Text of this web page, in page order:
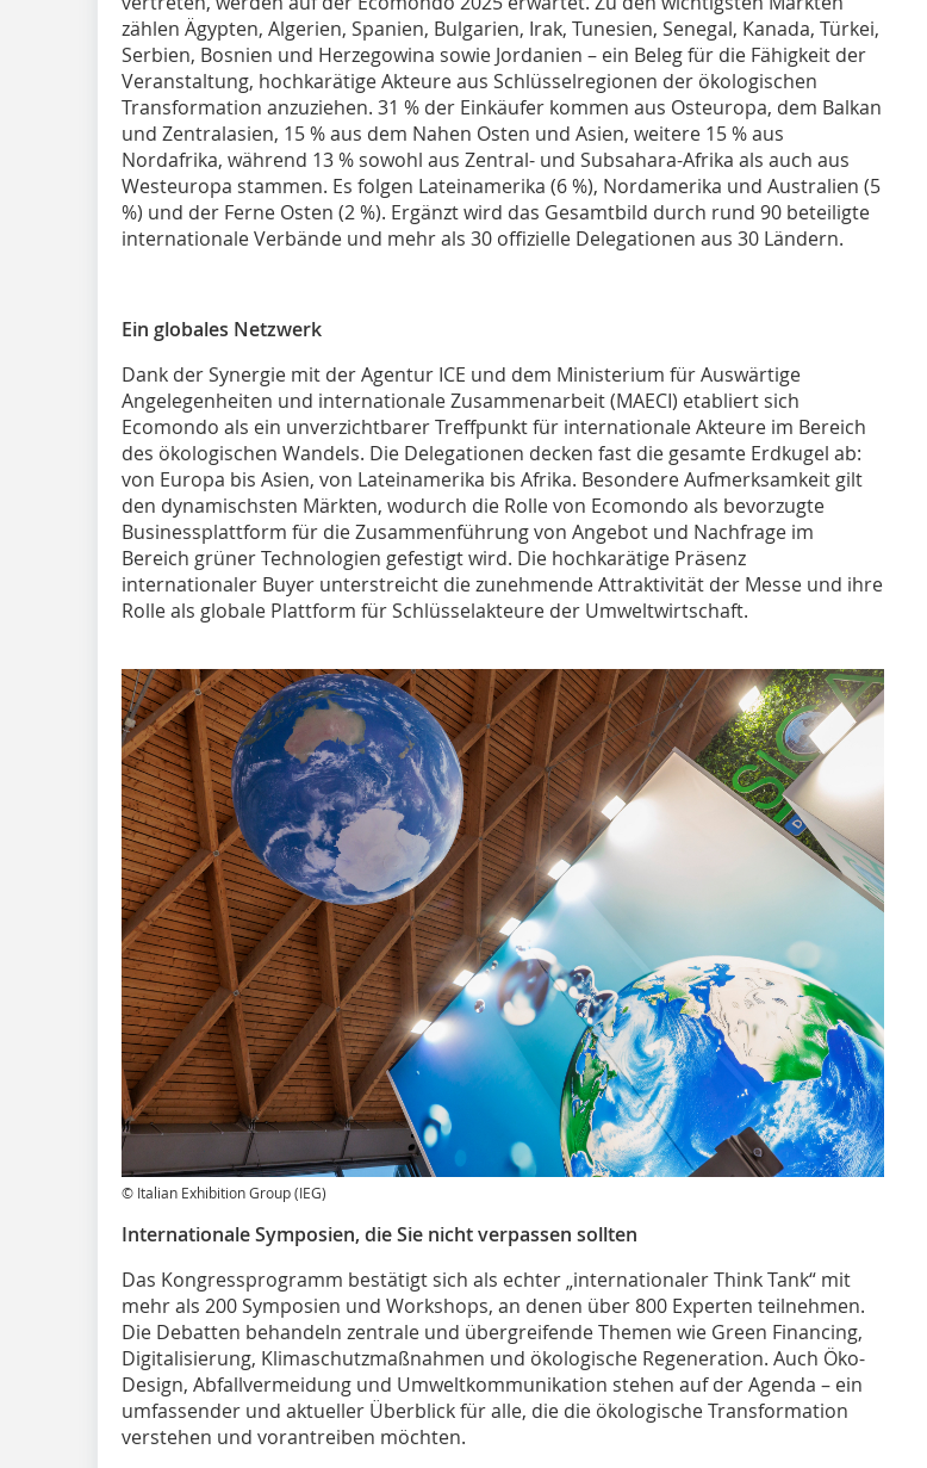
zählen Ägypten, Algerien, Spanien, Bulgarien, Irak, Tunesien, Senegal, Kanada, Türkei,
Serbien, Bosnien und Herzegowina sowie Jordanien – ein Beleg für die Fähigkeit der
Veranstaltung, hochkarätige Akteure aus Schlüsselregionen der ökologischen
Transformation anzuziehen. 31 % der Einkäufer kommen aus Osteuropa, dem Balkan
und Zentralasien, 15 % aus dem Nahen Osten und Asien, weitere 15 % aus
Nordafrika, während 13 % sowohl aus Zentral- und Subsahara-Afrika als auch aus
Westeuropa stammen. Es folgen Lateinamerika (6 %), Nordamerika und Australien (5
%) und der Ferne Osten (2 %). Ergänzt wird das Gesamtbild durch rund 90 beteiligte
internationale Verbände und mehr als 30 offizielle Delegationen aus 30 Ländern.
Ein globales Netzwerk
Dank der Synergie mit der Agentur ICE und dem Ministerium für Auswärtige
Angelegenheiten und internationale Zusammenarbeit (MAECI) etabliert sich
Ecomondo als ein unverzichtbarer Treffpunkt für internationale Akteure im Bereich
des ökologischen Wandels. Die Delegationen decken fast die gesamte Erdkugel ab:
von Europa bis Asien, von Lateinamerika bis Afrika. Besondere Aufmerksamkeit gilt
den dynamischsten Märkten, wodurch die Rolle von Ecomondo als bevorzugte
Businessplattform für die Zusammenführung von Angebot und Nachfrage im
Bereich grüner Technologien gefestigt wird. Die hochkarätige Präsenz
internationaler Buyer unterstreicht die zunehmende Attraktivität der Messe und ihre
Rolle als globale Plattform für Schlüsselakteure der Umweltwirtschaft.
© Italian Exhibition Group (IEG)
Internationale Symposien, die Sie nicht verpassen sollten
Das Kongressprogramm bestätigt sich als echter „internationaler Think Tank“ mit
mehr als 200 Symposien und Workshops, an denen über 800 Experten teilnehmen.
Die Debatten behandeln zentrale und übergreifende Themen wie Green Financing,
Digitalisierung, Klimaschutzmaßnahmen und ökologische Regeneration. Auch Öko-
Design, Abfallvermeidung und Umweltkommunikation stehen auf der Agenda – ein
umfassender und aktueller Überblick für alle, die die ökologische Transformation
verstehen und vorantreiben möchten.